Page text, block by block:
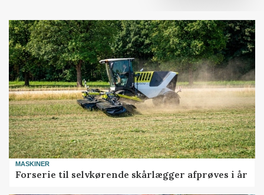
MASKINER
Forserie til selvkørende skårlægger afprøves i år